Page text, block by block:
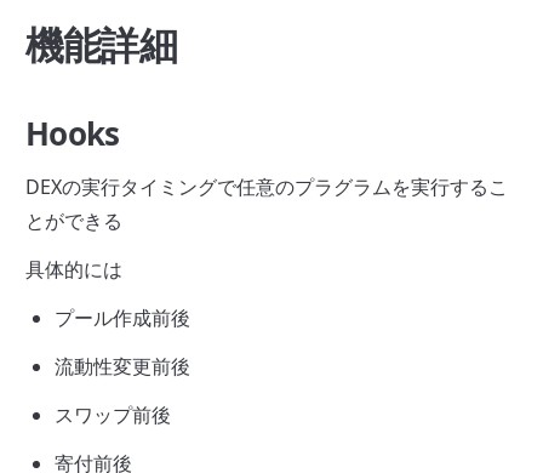
機能詳細
Hooks
DEXの実行タイミングで任意のプラグラムを実行するこ
とができる
具体的には
プール作成前後
流動性変更前後
スワップ前後
寄付前後